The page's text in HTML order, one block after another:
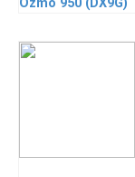
Ozmo 950 (DX9G)